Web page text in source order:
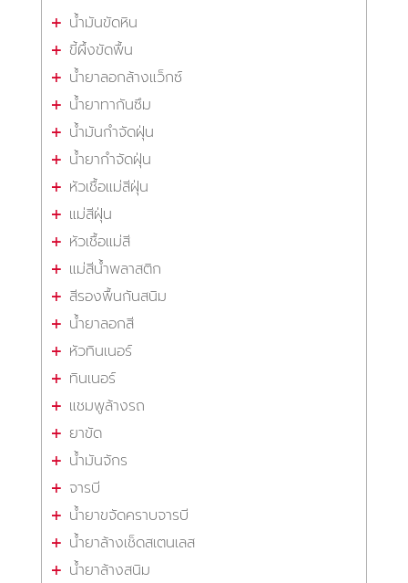
น้ำมันขัดหิน
ขี้ผึ้งขัดพื้น
น้ำยาลอกล้างแว็กซ์
น้ำยาทากันซึม
น้ำมันกำจัดฝุ่น
น้ำยากำจัดฝุ่น
หัวเชื้อแม่สีฝุ่น
แม่สีฝุ่น
หัวเชื้อแม่สี
แม่สีน้ำพลาสติก
สีรองพื้นกันสนิม
น้ำยาลอกสี
หัวทินเนอร์
ทินเนอร์
แชมพูล้างรถ
ยาขัด
น้ำมันจักร
จารบี
น้ำยาขจัดคราบจารบี
น้ำยาล้างเช็ดสเตนเลส
น้ำยาล้างสนิม